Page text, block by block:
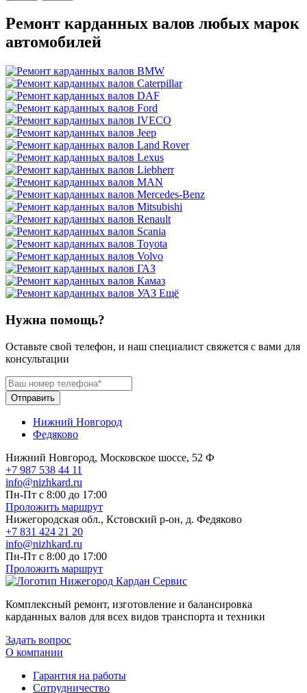
Ремонт карданных валов любых марок
автомобилей
Ещё
Нужна помощь?
Оставьте свой телефон, и наш специалист свяжется с вами для
консультации
Отправить
Нижний Новгород
Федяково
Нижний Новгород, Московское шоссе, 52 Ф
+7 987 538 44 11
info@nizhkard.ru
Пн-Пт с 8:00 до 17:00
Проложить маршрут
Нижегородская обл., Кстовский р-он, д. Федяково
+7 831 424 21 20
info@nizhkard.ru
Пн-Пт с 8:00 до 17:00
Проложить маршрут
Комплексный ремонт, изготовление и балансировка
карданных валов для всех видов транспорта и техники
Задать вопрос
О компании
Гарантия на работы
Сотрудничество